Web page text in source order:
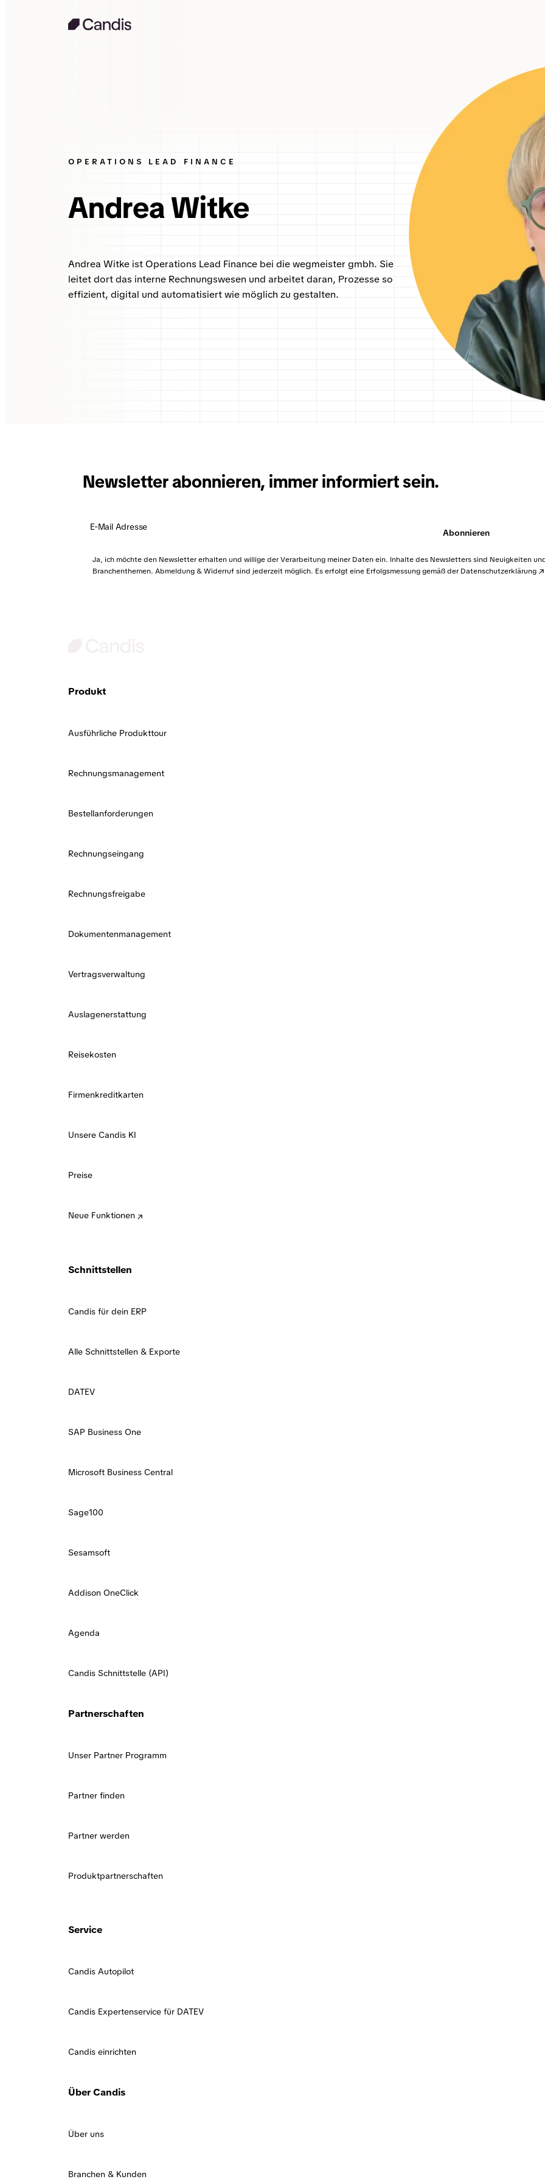
OPERATIONS LEAD FINANCE
Andrea Witke
Andrea Witke ist Operations Lead Finance bei die wegmeister gmbh. Sie
leitet dort das interne Rechnungswesen und arbeitet daran, Prozesse so
effizient, digital und automatisiert wie möglich zu gestalten.
Newsletter abonnieren, immer informiert sein.
Abonnieren
Ja, ich möchte den Newsletter erhalten und willige der Verarbeitung meiner Daten ein. Inhalte des Newsletters sind Neuigkeiten
Branchenthemen. Abmeldung & Widerruf sind jederzeit möglich. Es erfolgt eine Erfolgsmessung gemäß der Datenschutzerklärung
Produkt
Ausführliche Produkttour
Rechnungsmanagement
Bestellanforderungen
Rechnungseingang
Rechnungsfreigabe
Dokumentenmanagement
Vertragsverwaltung
Auslagenerstattung
Reisekosten
Firmenkreditkarten
Unsere Candis KI
Preise
Neue Funktionen
Schnittstellen
Candis für dein ERP
Alle Schnittstellen & Exporte
DATEV
SAP Business One
Microsoft Business Central
Sage100
Sesamsoft
Addison OneClick
Agenda
Candis Schnittstelle (API)
Partnerschaften
Unser Partner Programm
Partner finden
Partner werden
Produktpartnerschaften
Service
Candis Autopilot
Candis Expertenservice für DATEV
Candis einrichten
Über Candis
Über uns
Branchen & Kunden